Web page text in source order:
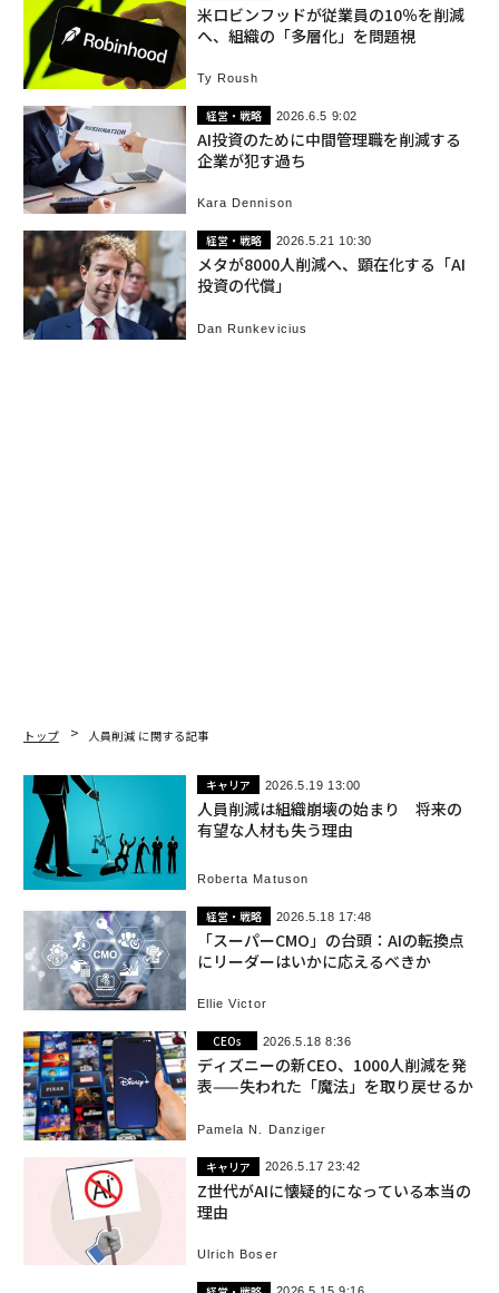
米ロビンフッドが従業員の10％を削減
へ、組織の「多層化」を問題視
Ty Roush
経営・戦略 2026.6.5 9:02
AI投資のために中間管理職を削減する
企業が犯す過ち
Kara Dennison
経営・戦略 2026.5.21 10:30
メタが8000人削減へ、顕在化する「AI
投資の代償」
Dan Runkevicius
トップ 人員削減 に関する記事
キャリア 2026.5.19 13:00
人員削減は組織崩壊の始まり 将来の
有望な人材も失う理由
Roberta Matuson
経営・戦略 2026.5.18 17:48
「スーパーCMO」の台頭：AIの転換点
にリーダーはいかに応えるべきか
Ellie Victor
CEOs 2026.5.18 8:36
ディズニーの新CEO、1000人削減を発
表——失われた「魔法」を取り戻せるか
Pamela N. Danziger
キャリア 2026.5.17 23:42
Z世代がAIに懐疑的になっている本当の
理由
Ulrich Boser